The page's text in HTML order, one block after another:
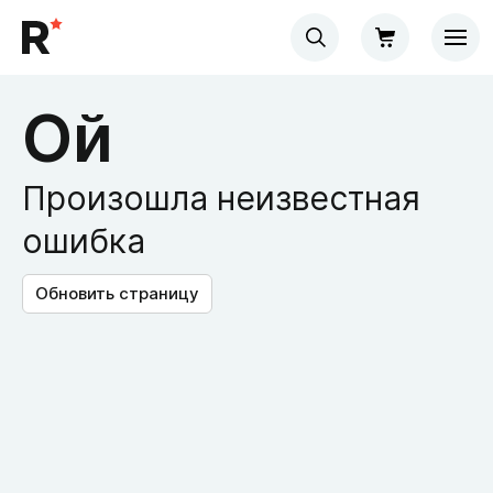
Ой
Произошла неизвестная
ошибка
Обновить страницу